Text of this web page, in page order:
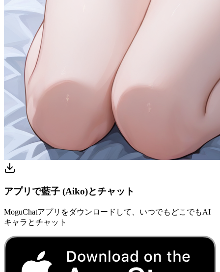
アプリで藍子 (Aiko)とチャット
MoguChatアプリをダウンロードして、いつでもどこでもAI
キャラとチャット